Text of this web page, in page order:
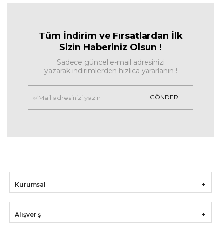
Tüm İndirim ve Fırsatlardan İlk
Sizin Haberiniz Olsun !
Sadece güncel e-mail adresinizi
yazarak indirimlerden hızlıca yararlanın !
GÖNDER
Kurumsal
Alışveriş